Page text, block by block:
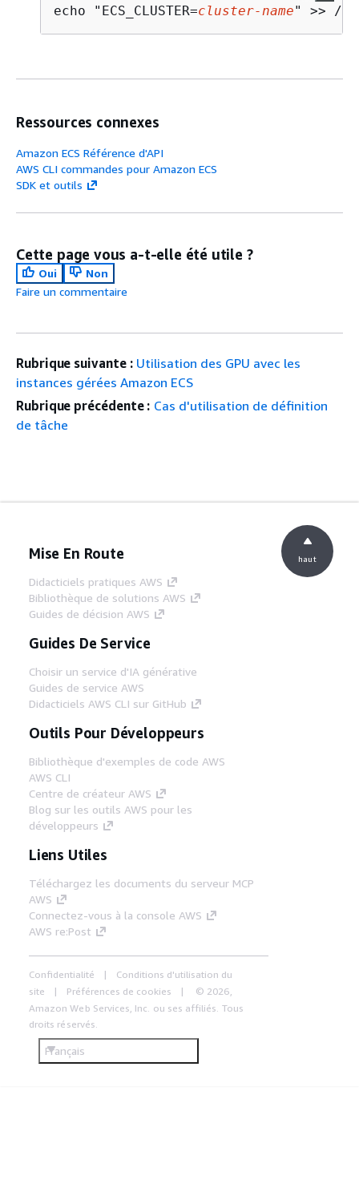
echo "ECS_CLUSTER=cluster-name" >> /
Ressources connexes
Amazon ECS Référence d'API
AWS CLI commandes pour Amazon ECS
SDK et outils
Cette page vous a-t-elle été utile ?
Oui
Non
Faire un commentaire
Rubrique suivante : Utilisation des GPU avec les
instances gérées Amazon ECS
Rubrique précédente : Cas d'utilisation de définition
de tâche
Mise En Route
Didacticiels pratiques AWS
Bibliothèque de solutions AWS
Guides de décision AWS
Guides De Service
Choisir un service d'IA générative
Guides de service AWS
Didacticiels AWS CLI sur GitHub
Outils Pour Développeurs
Bibliothèque d'exemples de code AWS
AWS CLI
Centre de créateur AWS
Blog sur les outils AWS pour les
développeurs
Liens Utiles
Téléchargez les documents du serveur MCP
AWS
Connectez-vous à la console AWS
AWS re:Post
Confidentialité
Conditions d'utilisation du
site
Préférences de cookies
© 2026,
Amazon Web Services, Inc. ou ses affiliés. Tous
droits réservés.
Français
haut